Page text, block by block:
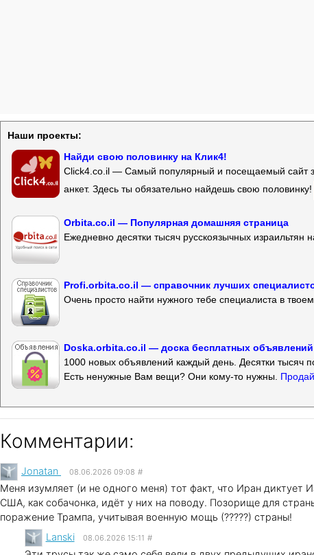
Наши проекты:
Найди свою половинку на Клик4!
Click4.co.il — Самый популярный и посещаемый сайт
анкет. Здесь ты обязательно найдешь свою половинку!
Orbita.co.il — Популярная домашняя страница
Ежедневно десятки тысяч русскоязычных израильтян
Profi.orbita.co.il — справочник лучших
Очень просто найти нужного тебе специалиста в
Doska.orbita.co.il — доска бесплатных
1000 новых объявлений каждый день. Десятки тысяч
Есть ненужные Вам вещи? Они кому-то нужны.
Комментарии:
Jonatan 08.06.2026 09:08 #
Меня изумляет (и не одного меня) тот факт, что Иран диктует
США, как собачонка, идёт у них на поводу. Позорище для
поражение Трампа, учитывая военную мощь (?????) страны!
Lanski 08.06.2026 15:11 #